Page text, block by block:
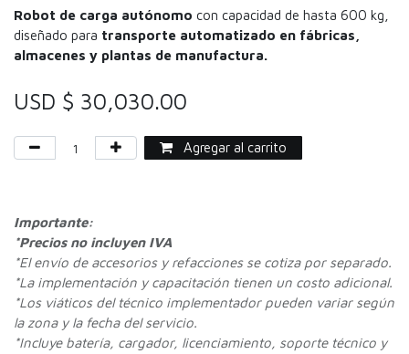
Robot de carga autónomo con capacidad de hasta 600 kg,
diseñado para transporte automatizado en fábricas,
almacenes y plantas de manufactura.
USD $ 30,030.00
Agregar al carrito
Importante:
*Precios no incluyen IVA
*El envío de accesorios y refacciones se cotiza por separado.
*La implementación y capacitación tienen un costo adicional.
*Los viáticos del técnico implementador pueden variar según
la zona y la fecha del servicio.
*Incluye batería, cargador, licenciamiento, soporte técnico y